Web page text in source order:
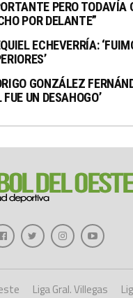
PERO TODAVÍA
POR DELANTE”
ECHEVERRÍA:
GONZÁLEZ
FUE UN DESAHOGO’
Liga Gral. Villegas